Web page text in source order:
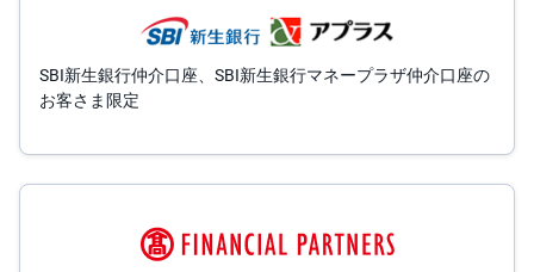
SBI新生銀行仲介口座、SBI新生銀行マネープラザ仲介口座の
お客さま限定